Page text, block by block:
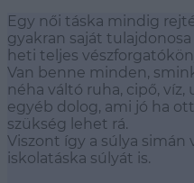
Egy női táska mindig
gyakran saját
heti teljes
Van benne minden,
néha váltó ruha, cipő,
egyéb dolog, ami jó ha
szükség lehet rá.
Viszont így a súlya simán
iskolatáska súlyát is.